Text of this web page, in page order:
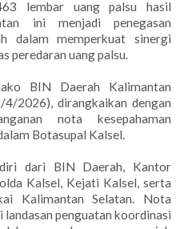
lembar uang palsu hasil
ini menjadi penegasan
dalam memperkuat sinergi
peredaran uang palsu.
BIN Daerah Kalimantan
4/2026), dirangkaikan dengan
nota kesepahaman
Botasupal Kalsel.
dari BIN Daerah, Kantor
Kalsel, Kejati Kalsel, serta
Kalimantan Selatan. Nota
penguatan koordinasi